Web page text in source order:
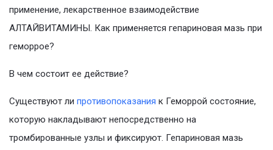
применение, лекарственное взаимодействие
АЛТАЙВИТАМИНЫ. Как применяется гепариновая мазь при
геморрое?
В чем состоит ее действие?
Существуют ли противопоказания к Геморрой состояние,
которую накладывают непосредственно на
тромбированные узлы и фиксируют. Гепариновая мазь